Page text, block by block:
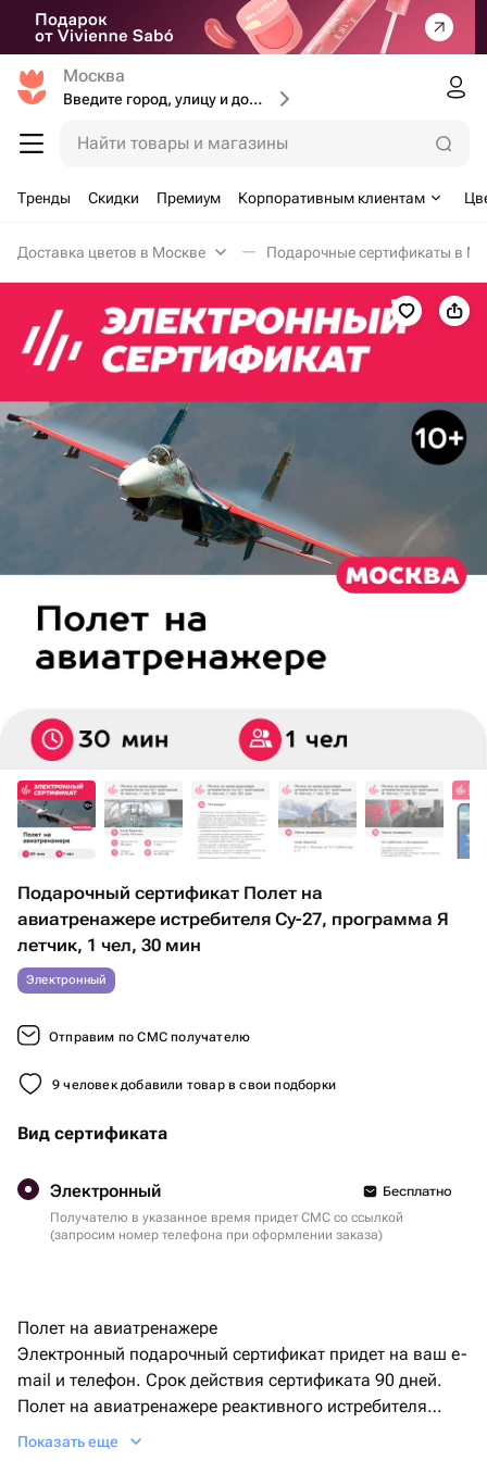
Москва
Введите город, улицу и дом доставки
Найти товары и магазины
Тренды Скидки Премиум Корпоративным клиентам
Доставка цветов в Москве Подарочные сертификаты в
Подарочный сертификат Полет на
авиатренажере истребителя Су-27, программа Я
летчик, 1 чел, 30 мин
Электронный
Отправим по СМС получателю
9 человек добавили товар в свои подборки
Вид сертификата
Электронный
Бесплатно
Получателю в указанное время придет СМС со ссылкой
(запросим номер телефона при оформлении заказа)
Полет на авиатренажере
Электронный подарочный сертификат придет на ваш e-
mail и телефон. Срок действия сертификата 90 дней.
Полет на авиатренажере реактивного истребителя
Су-27 с фигурами высшего пилотажа,
Показать еще